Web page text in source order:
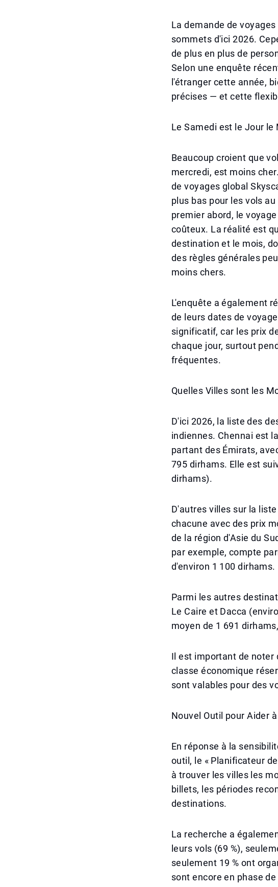
La demande de
sommets d'ici 2026.
de plus en plus de
Selon une enquête
l'étranger cette année,
précises — et cette
Le Samedi est le Jour le
Beaucoup croient que
mercredi, est moins
de voyages global
plus bas pour les vols
premier abord, le
coûteux. La réalité est
destination et le mois,
des règles générales
moins chers.
L'enquête a également
de leurs dates de
significatif, car les prix
chaque jour, surtout
fréquentes.
Quelles Villes sont les
D'ici 2026, la liste des
indiennes. Chennai est
partant des Émirats,
795 dirhams. Elle est
dirhams).
D'autres villes sur la
chacune avec des prix
de la région d'Asie du
par exemple, compte
d'environ 1 100 dirhams.
Parmi les autres
Le Caire et Dacca
moyen de 1 691
Il est important de noter
classe économique
sont valables pour des
Nouvel Outil pour Aider
En réponse à la
outil, le « Planificateur
à trouver les villes les
billets, les périodes
destinations.
La recherche a
leurs vols (69 %),
seulement 19 % ont
sont encore en phase